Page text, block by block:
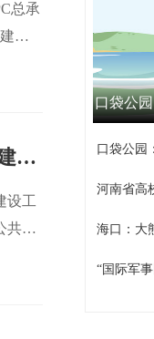
总承
设
因地制宜利用光伏 四川成都市近零碳排放区试点建设工作方案发布
设工
共机
口袋公
海口：大
“国际军